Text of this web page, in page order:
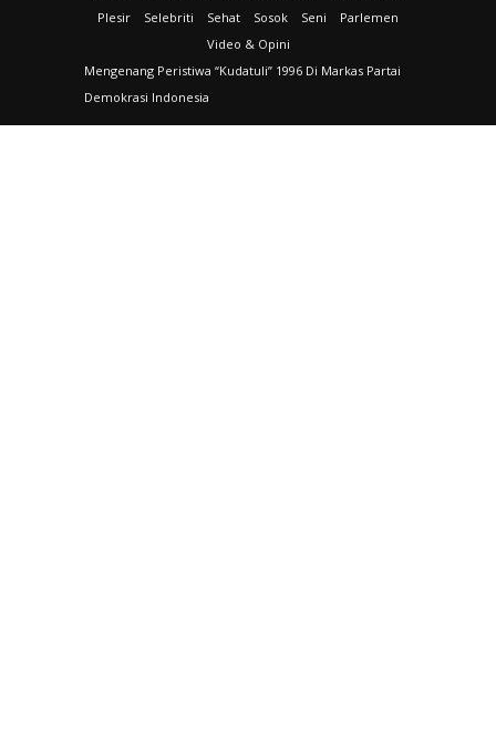
Plesir
Selebriti Sehat Sosok Seni
Parlemen
Video & Opini
Mengenang Peristiwa “Kudatuli” 1996 Di Markas Partai
Demokrasi Indonesia